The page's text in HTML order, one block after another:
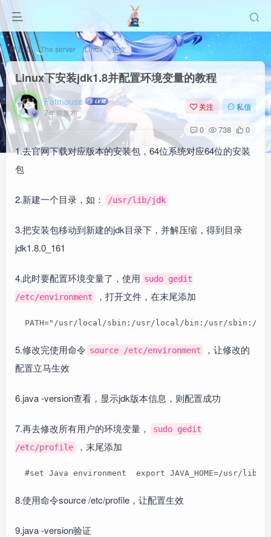
首页 The server Linux 正文
Linux下安装jdk1.8并配置环境变量的教程
Fatmouse
7年前发布
关注 私信
0 738 0
1.去官网下载对应版本的安装包，64位系统对应64位的安装
包
2.新建一个目录，如： /usr/lib/jdk
3.把安装包移动到新建的jdk目录下，并解压缩，得到目录
jdk1.8.0_161
4.此时要配置环境变量了，使用 sudo gedit
/etc/environment
，打开文件，在末尾添加
PATH="/usr/local/sbin:/usr/local/bin:/usr/sbin:/
5.修改完使用命令 source /etc/environment
，让修改的
配置立马生效
6.java -version查看，显示jdk版本信息，则配置成功
7.再去修改所有用户的环境变量，
sudo gedit
/etc/profile
，末尾添加
#set Java environment  export JAVA_HOME=/usr/lib/
8.使用命令source /etc/profile，让配置生效
9.java -version验证